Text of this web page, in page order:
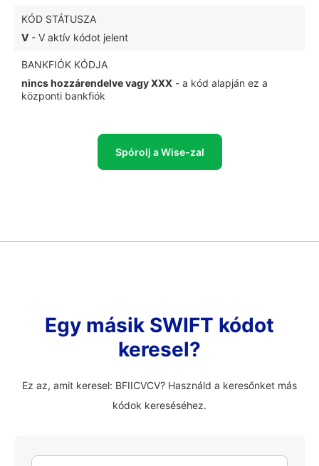
KÓD STÁTUSZA
V - V aktív kódot jelent
BANKFIÓK KÓDJA
nincs hozzárendelve vagy XXX - a kód alapján ez a
központi bankfiók
Spórolj a Wise-zal
Egy másik SWIFT kódot
keresel?
Ez az, amit keresel: BFIICVCV? Használd a keresőnket más
kódok kereséséhez.